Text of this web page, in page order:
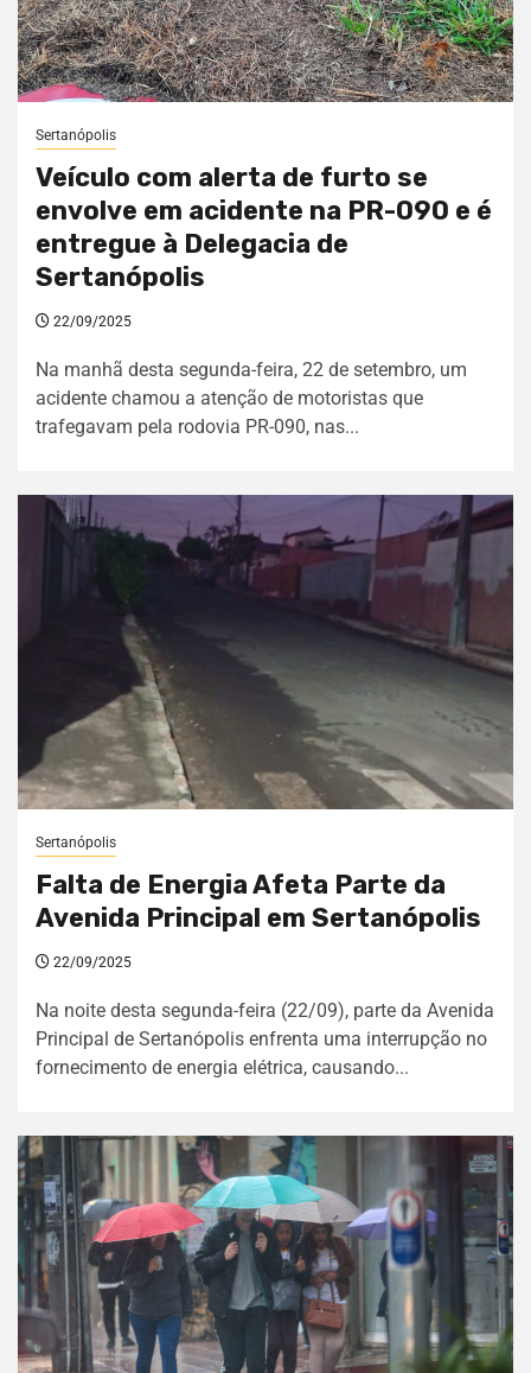
Sertanópolis
Veículo com alerta de furto se
envolve em acidente na PR-090 e é
entregue à Delegacia de
Sertanópolis
22/09/2025
Na manhã desta segunda-feira, 22 de setembro, um
acidente chamou a atenção de motoristas que
trafegavam pela rodovia PR-090, nas...
Sertanópolis
Falta de Energia Afeta Parte da
Avenida Principal em Sertanópolis
22/09/2025
Na noite desta segunda-feira (22/09), parte da Avenida
Principal de Sertanópolis enfrenta uma interrupção no
fornecimento de energia elétrica, causando...